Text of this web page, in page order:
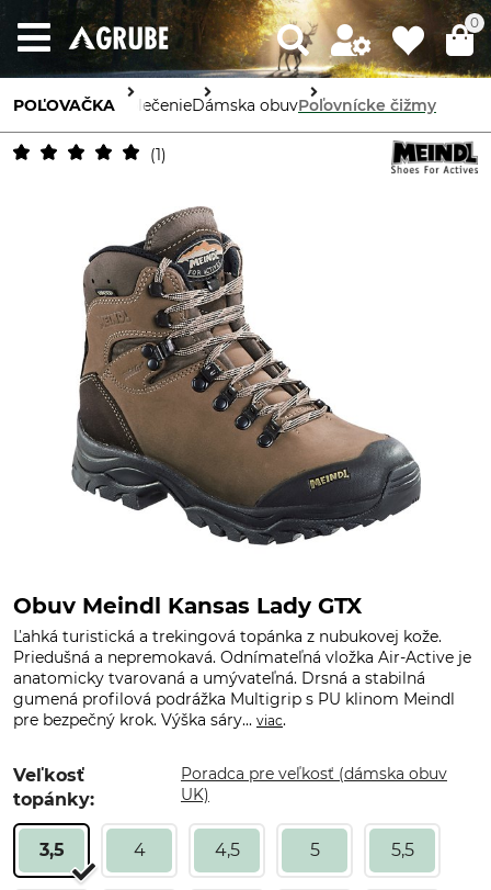
0
POĽOVAČKA OblečenieDámska obuvPoľovnícke čižmy
1
Obuv Meindl Kansas Lady GTX
Ľahká turistická a trekingová topánka z nubukovej kože.
Priedušná a nepremokavá. Odnímateľná vložka Air-Active je
anatomicky tvarovaná a umývateľná. Drsná a stabilná
gumená profilová podrážka Multigrip s PU klinom Meindl
pre bezpečný krok. Výška sáry... viac.
Veľkosť
topánky:
Poradca pre veľkosť (dámska obuv
UK)
3,5 4 4,5 5 5,5